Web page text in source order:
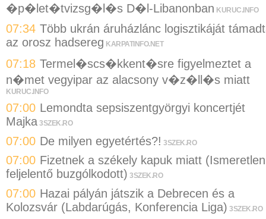
�p�let�tvizsg�l�s D�l-Libanonban KURUC.INFO
07:34 Több ukrán áruházlánc logisztikáját
az orosz hadsereg KARPATINFO.NET
07:18 Termel�scs�kkent�sre figyelmeztet a
n�met vegyipar az alacsony v�z�ll�s miatt
KURUC.INFO
07:00 Lemondta sepsiszentgyörgyi koncertjét
Majka 3SZEK.RO
07:00 De milyen egyetértés?! 3SZEK.RO
07:00 Fizetnek a székely kapuk miatt (Ismeretlen
feljelentő buzgólkodott) 3SZEK.RO
07:00 Hazai pályán játszik a Debrecen és a
Kolozsvár (Labdarúgás, Konferencia Liga) 3SZEK.RO